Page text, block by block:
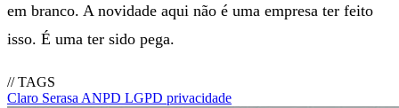
em branco. A novidade aqui não é uma empresa ter feito
isso. É uma ter sido pega.
// TAGS
Claro Serasa ANPD LGPD privacidade